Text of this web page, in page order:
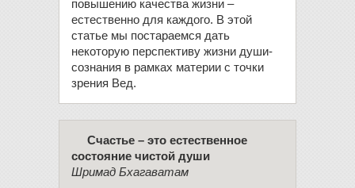
повышению качества жизни –
естественно для каждого. В этой
статье мы постараемся дать
некоторую перспективу жизни души-
сознания в рамках материи с точки
зрения Вед.
Счастье – это естественное
состояние чистой души
Шримад Бхагаватам